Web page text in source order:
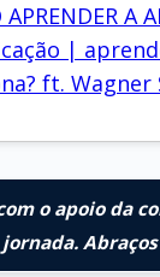
A
|
ft. Wagner
o apoio da